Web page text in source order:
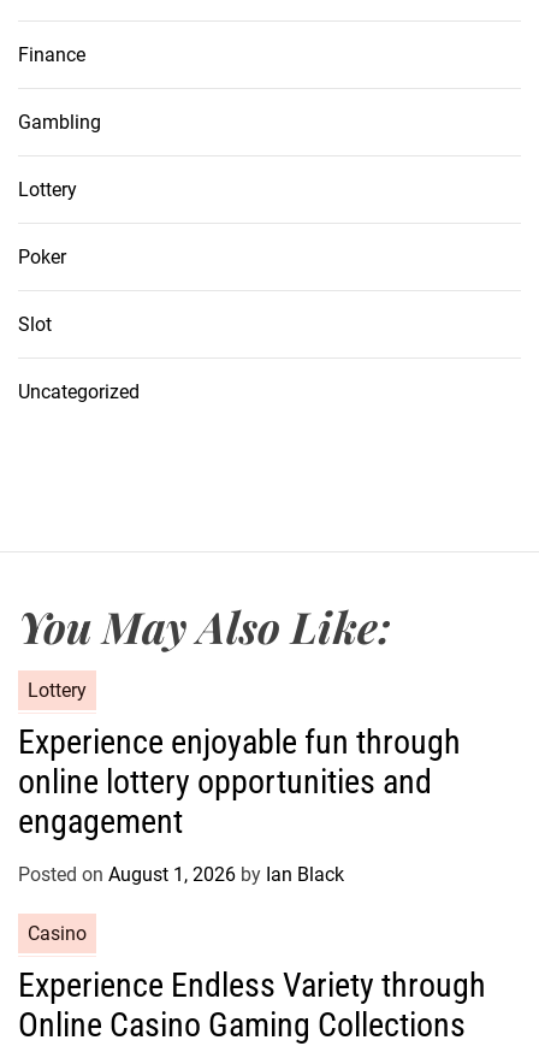
Finance
Gambling
Lottery
Poker
Slot
Uncategorized
You May Also Like:
a
e
o
r
s
Lottery
Experience enjoyable fun through
online lottery opportunities and
engagement
Posted on August 1, 2026 by Ian Black
a
e
Casino
Experience Endless Variety through
Online Casino Gaming Collections